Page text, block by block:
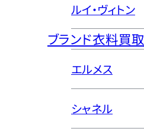
ルイ・ヴィトン
ブランド衣料買取
エルメス
シャネル